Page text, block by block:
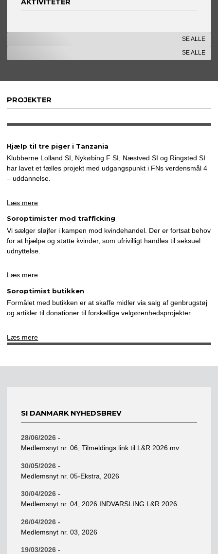
AKTIVITETER
SE ALLE
SE ALLE
PROJEKTER
Hjælp til tre piger i Tanzania
Klubberne Lolland SI, Nykøbing F SI, Næstved SI og Ringsted SI
har lavet et fælles projekt med udgangspunkt i FNs verdensmål 4
– uddannelse.
Læs mere
Soroptimister mod trafficking
Vi sælger sløjfer i kampen mod kvindehandel. Der er fortsat behov
for at hjælpe og støtte kvinder, som ufrivilligt handles til seksuel
udnyttelse.
Læs mere
Soroptimist butikken
Formålet med butikken er at skaffe midler via salg af genbrugstøj
og artikler til donationer til forskellige velgørenhedsprojekter.
Læs mere
SI DANMARK NYHEDSBREV
28/06/2026 -
Medlemsnyt nr. 06, Tilmeldings link til L&R 2026 mv.
30/05/2026 -
Medlemsnyt nr. 05-Ekstra, 2026
30/04/2026 -
Medlemsnyt nr. 04, 2026 INDVARSLING L&R 2026
26/04/2026 -
Medlemsnyt nr. 03, 2026
19/03/2026 -